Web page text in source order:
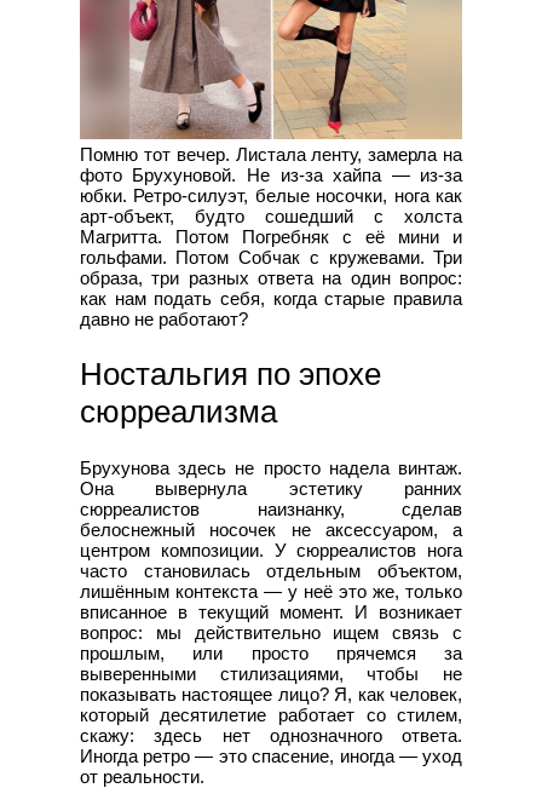
Помню тот вечер. Листала ленту, замерла на
фото Брухуновой. Не из-за хайпа — из-за
юбки. Ретро-силуэт, белые носочки, нога как
арт-объект, будто сошедший с холста
Магритта. Потом Погребняк с её мини и
гольфами. Потом Собчак с кружевами. Три
образа, три разных ответа на один вопрос:
как нам подать себя, когда старые правила
давно не работают?
Ностальгия по эпохе
сюрреализма
Брухунова здесь не просто надела винтаж.
Она вывернула эстетику ранних
сюрреалистов наизнанку, сделав
белоснежный носочек не аксессуаром, а
центром композиции. У сюрреалистов нога
часто становилась отдельным объектом,
лишённым контекста — у неё это же, только
вписанное в текущий момент. И возникает
вопрос: мы действительно ищем связь с
прошлым, или просто прячемся за
выверенными стилизациями, чтобы не
показывать настоящее лицо? Я, как человек,
который десятилетие работает со стилем,
скажу: здесь нет однозначного ответа.
Иногда ретро — это спасение, иногда — уход
от реальности.